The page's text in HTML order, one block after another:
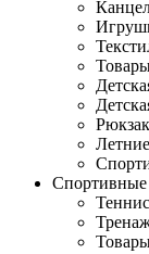
Спортивные